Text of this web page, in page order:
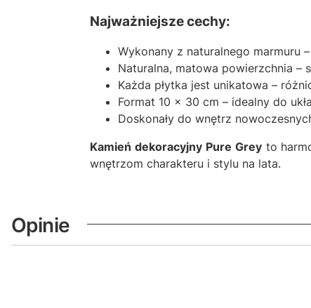
Najważniejsze cechy:
Wykonany z naturalnego marmuru
Naturalna, matowa powierzchnia –
Każda płytka jest unikatowa –
Format 10 × 30 cm – idealny do
Doskonały do wnętrz
Kamień dekoracyjny Pure Greyto
wnętrzom charakteru i stylu na lata.
Opinie